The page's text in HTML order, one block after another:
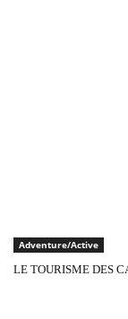
Adventure/Active
LE TOURISME DES